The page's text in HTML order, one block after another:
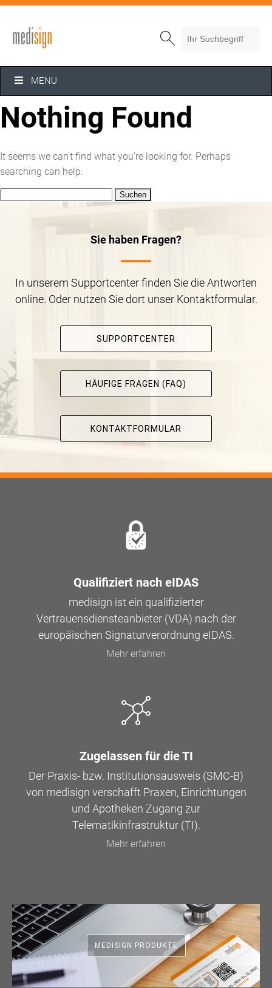

MENU
Nothing Found
It seems we can’t find what you’re looking for. Perhaps
searching can help.
Sie haben Fragen?
In unserem Supportcenter finden Sie die Antworten
online. Oder nutzen Sie dort unser Kontaktformular.
SUPPORTCENTER
HÄUFIGE FRAGEN (FAQ)
KONTAKTFORMULAR
Qualifiziert nach eIDAS
medisign ist ein qualifizierter
Vertrauensdiensteanbieter (VDA) nach der
europäischen Signaturverordnung eIDAS.
Mehr erfahren
Zugelassen für die TI
Der Praxis- bzw. Institutionsausweis (SMC-B)
von medisign verschafft Praxen, Einrichtungen
und Apotheken Zugang zur
Telematikinfrastruktur (TI).
Mehr erfahren
MEDISIGN PRODUKTE